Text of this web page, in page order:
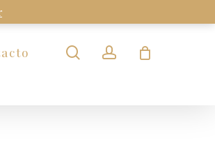
searchaccount